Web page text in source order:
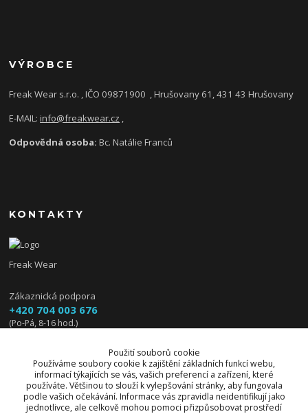
VÝROBCE
Freak Wear s.r.o. , IČO 09871900 , Hrušovany 61, 431 43 Hrušovany
E-MAIL:info@freakwear.cz ,
Odpovědná osoba:Bc. Natálie Franců
KONTAKTY
Freak Wear
Zákaznická podpora
+420 704 003 676
(Po-Pá, 8-16 hod.)
info@freakwear.czPoužití souborů cookie
Používáme soubory cookie k zajištění základních funkcí webu,
informací týkajících se vás, vašich preferencí a zařízení, které
používáte. Většinou to slouží k vylepšování stránky, aby fungovala
podle vašich očekávání. Informace vás zpravidla neidentifikují jako
jednotlivce, ale celkově mohou pomoci přizpůsobovat prostředí